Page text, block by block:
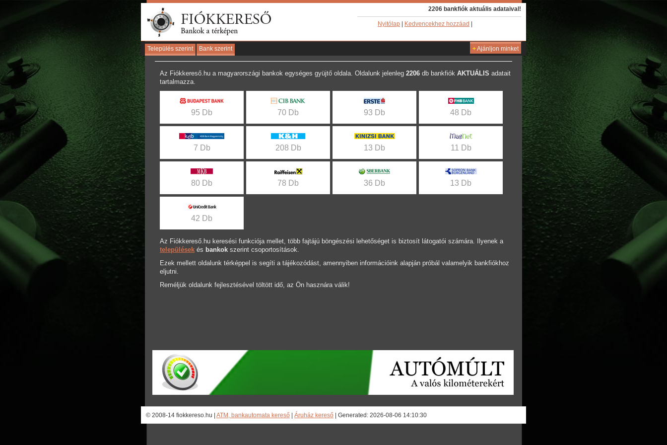
2206 bankfiók aktuális adataival!
Nyitólap Kedvencekhez hozzáad
Település szerint Bank szerint +Ajánljon minket
Az Fiókkereső.hu a magyarországi bankok egységes gyüjtő oldala. Oldalunk jelenleg 2206 db bankfiók AKTUÁLIS adatait
tartalmazza.
95 Db 70 Db 93 Db 48 Db
7 Db 208 Db 13 Db 11 Db
80 Db 78 Db 36 Db 13 Db
42 Db
Az Fiókkereső.hu keresési funkciója mellet, több fajtájú böngészési lehetőséget is biztosít látogatói számára. Ilyenek a
települések és bankok szerint csoportosítások.
Ezek mellett oldalunk térképpel is segíti a tájékozódást, amennyiben információink alapján próbál valamelyik bankfiókhoz
eljutni.
Reméljük oldalunk fejlesztésével töltött idő, az Ön hasznára válik!
© 2008-14 fiokkereso.hu | ATM, bankautomata kereső Áruház kereső | Generated: 2026-08-06 14:10:30